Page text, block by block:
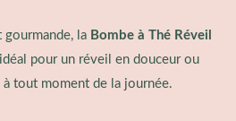
la Bombe à Thé Réveil
pour un réveil en douceur ou
à tout moment de la journée.